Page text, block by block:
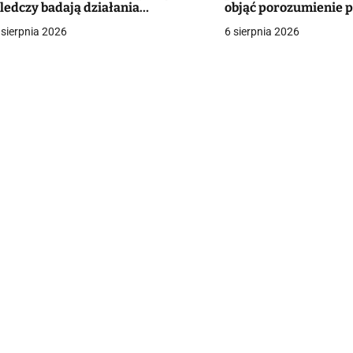
badają działania
2026
objąć porozumienie
6 sierpnia 2026